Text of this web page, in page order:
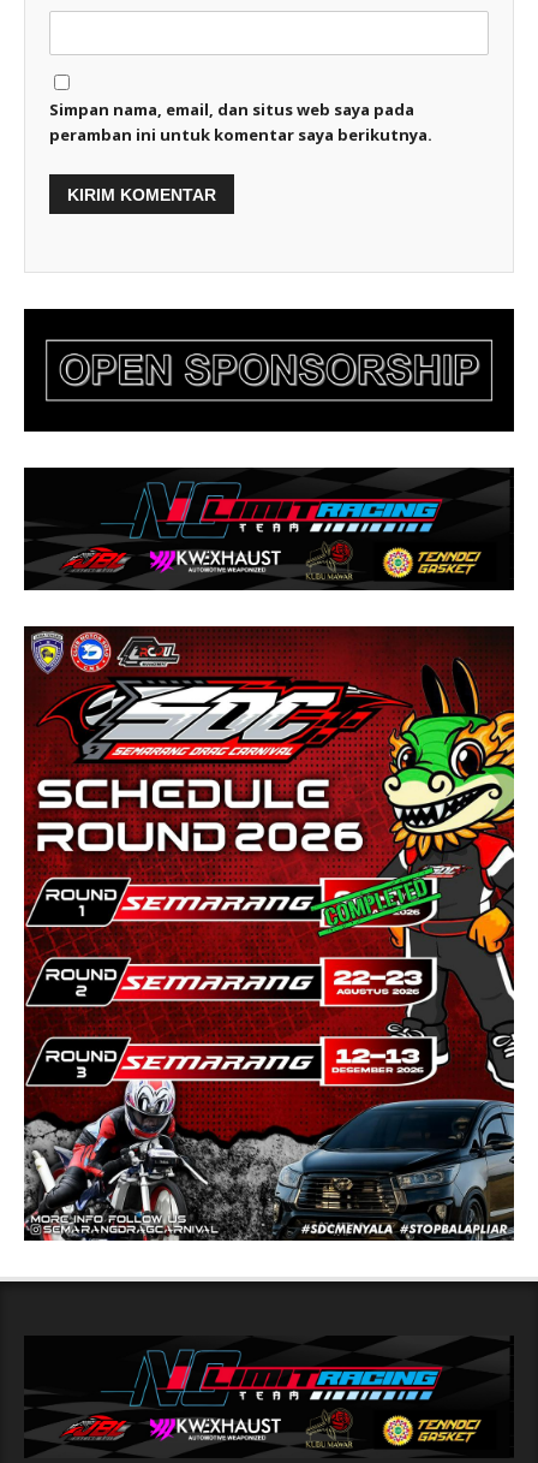
Simpan nama, email, dan situs web saya pada
peramban ini untuk komentar saya berikutnya.